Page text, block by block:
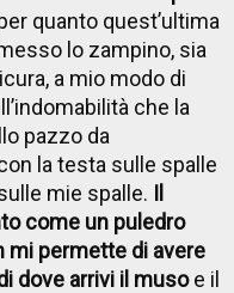
quanto quest’ultima
lo zampino, sia
a mio modo di
che la
pazzo da
la testa sulle spalle
mie spalle. Il
come un puledro
mi permette di avere
dove arrivi il musoe il